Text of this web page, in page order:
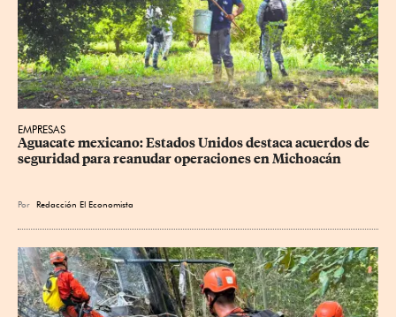
EMPRESAS
Aguacate mexicano: Estados Unidos destaca acuerdos de
seguridad para reanudar operaciones en Michoacán
Por Redacción El Economista